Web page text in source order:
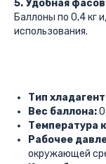
5. Удобная
Баллоны по 0,4 кг
использования.
Тип
Вес баллона:
Температура
Рабочее
окружающей